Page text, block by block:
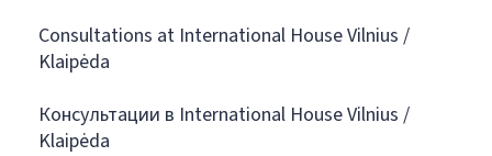
Consultations at International House Vilnius /
Klaipėda
Консультации в International House Vilnius /
Klaipėda